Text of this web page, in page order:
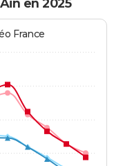
en 2025
France